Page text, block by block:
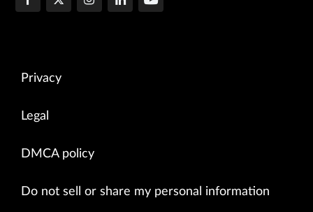
Privacy
Legal
DMCA policy
Do not sell or share my personal information